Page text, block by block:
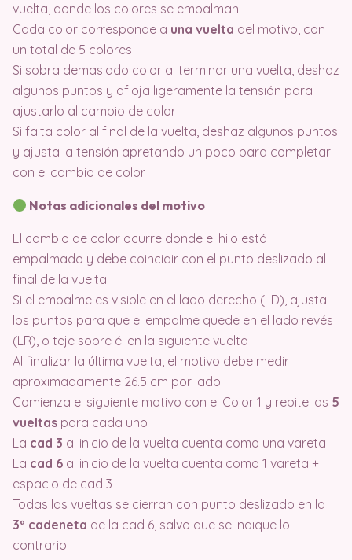
vuelta, donde los colores se empalman
Cada color corresponde a una vuelta del motivo, con
un total de 5 colores
Si sobra demasiado color al terminar una vuelta, deshaz
algunos puntos y afloja ligeramente la tensión para
ajustarlo al cambio de color
Si falta color al final de la vuelta, deshaz algunos puntos
y ajusta la tensión apretando un poco para completar
con el cambio de color.
Notas adicionales del motivo
El cambio de color ocurre donde el hilo está
empalmado y debe coincidir con el punto deslizado al
final de la vuelta
Si el empalme es visible en el lado derecho (LD), ajusta
los puntos para que el empalme quede en el lado revés
(LR), o teje sobre él en la siguiente vuelta
Al finalizar la última vuelta, el motivo debe medir
aproximadamente 26.5 cm por lado
Comienza el siguiente motivo con el Color 1 y repite las 5
vueltas para cada uno
La cad 3 al inicio de la vuelta cuenta como una vareta
La cad 6 al inicio de la vuelta cuenta como 1 vareta +
espacio de cad 3
Todas las vueltas se cierran con punto deslizado en la
3ª cadeneta de la cad 6, salvo que se indique lo
contrario